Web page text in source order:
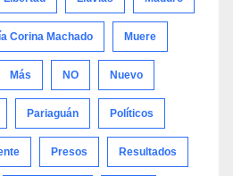
Corina Machado Muere
Más NO Nuevo
Pariaguán Políticos
Presos Resultados